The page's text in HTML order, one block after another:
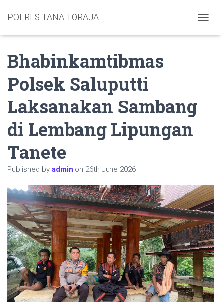
POLRES TANA TORAJA
Bhabinkamtibmas
Polsek Saluputti
Laksanakan Sambang
di Lembang Lipungan
Tanete
Published by admin on 26th June 2026